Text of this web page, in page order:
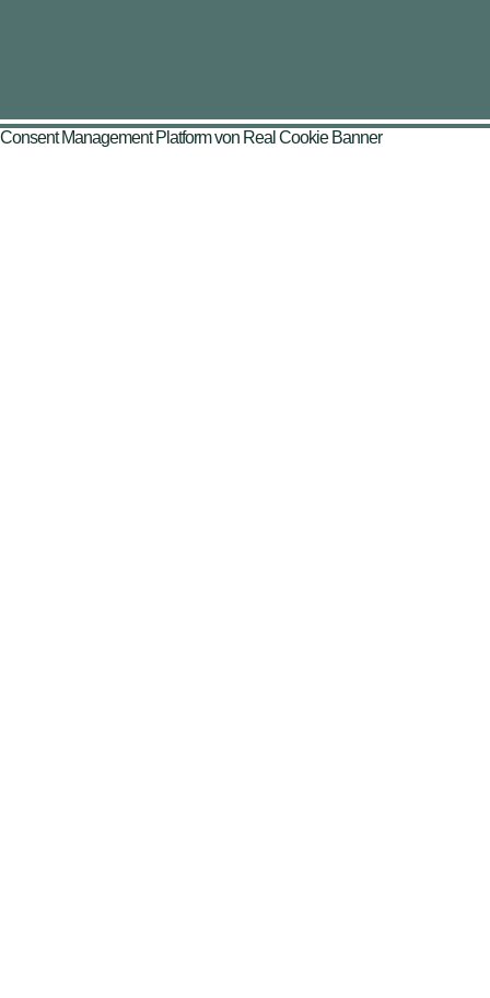
Consent Management Platform von Real Cookie Banner